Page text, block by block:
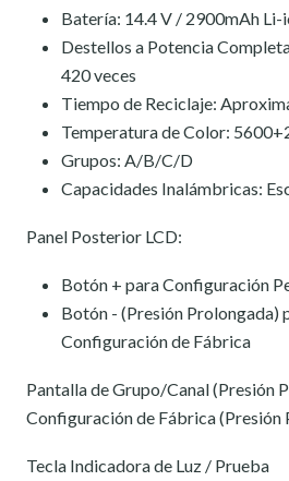
Batería: 14.4 V / 2900mAh Li-
Destellos a Potencia
420 veces
Tiempo de Reciclaje:
Temperatura de Color:
Grupos: A/B/C/D
Capacidades Inalámbricas:
Panel Posterior LCD:
Botón + para Configuración
Botón - (Presión Prolongada)
Configuración de Fábrica
Pantalla de Grupo/Canal (Presión
Configuración de Fábrica (Presión
Tecla Indicadora de Luz / Prueba